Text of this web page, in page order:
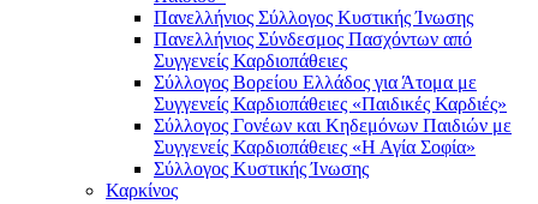
Πανελλήνιος Σύλλογος Κυστικής Ίνωσης
Πανελλήνιος Σύνδεσμος Πασχόντων από
Συγγενείς Καρδιοπάθειες
Σύλλογος Βορείου Ελλάδος για Άτομα με
Συγγενείς Καρδιοπάθειες «Παιδικές Καρδιές»
Σύλλογος Γονέων και Κηδεμόνων Παιδιών με
Συγγενείς Καρδιοπάθειες «Η Αγία Σοφία»
Σύλλογος Κυστικής Ίνωσης
Καρκίνος